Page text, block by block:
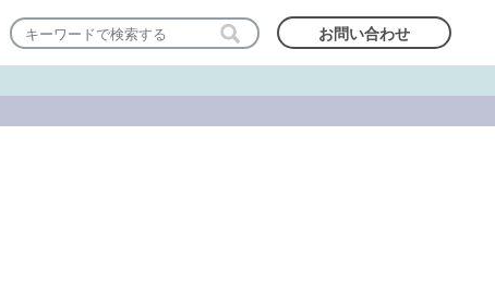
お問い合わせ